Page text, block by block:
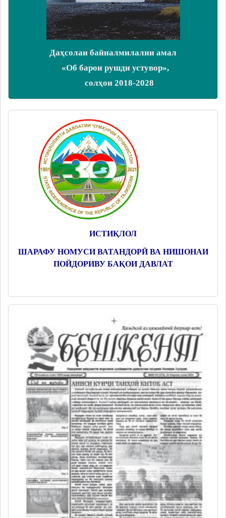
Даҳсолаи байналмилалии амал
«Об барои рушди устувор»,
солҳои 2018-2028
ИСТИҚЛОЛ
ШАРАФУ НОМУСИ ВАТАНДОРӢ ВА НИШОНАИ
ПОЙДОРИВУ БАҚОИ ДАВЛАТ